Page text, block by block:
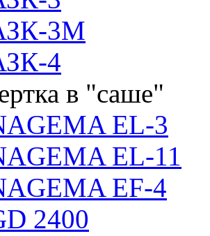
3М
4
в "саше"
EL-3
EL-11
EF-4
2400